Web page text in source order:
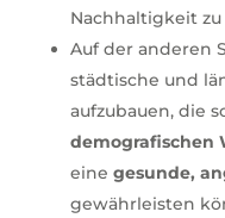
Nachhaltigkeit zu
Auf der anderen
städtische und
aufzubauen, die
demografischen
eine gesunde,
gewährleisten